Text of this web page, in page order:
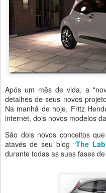
Após um mês de vida, a
detalhes de seus novos
Na manhã de hoje, Fritz
internet, dois novos modelos
São dois novos conceitos
atavés de seu blog “The Lab
durante todas as suas fases